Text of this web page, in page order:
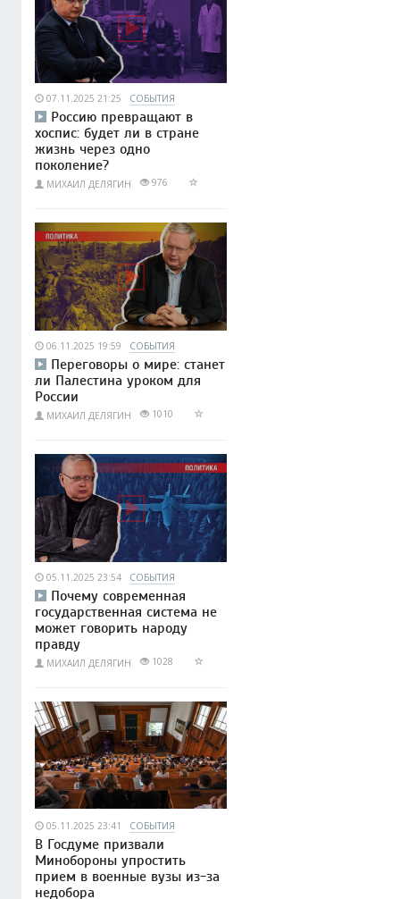
07.11.2025 21:25 СОБЫТИЯ
Россию превращают в
хоспис: будет ли в стране
жизнь через одно
поколение?
МИХАИЛ ДЕЛЯГИН 976
06.11.2025 19:59 СОБЫТИЯ
Переговоры о мире: станет
ли Палестина уроком для
России
МИХАИЛ ДЕЛЯГИН 1010
05.11.2025 23:54 СОБЫТИЯ
Почему современная
государственная система не
может говорить народу
правду
МИХАИЛ ДЕЛЯГИН 1028
05.11.2025 23:41 СОБЫТИЯ
В Госдуме призвали
Минобороны упростить
прием в военные вузы из-за
недобора